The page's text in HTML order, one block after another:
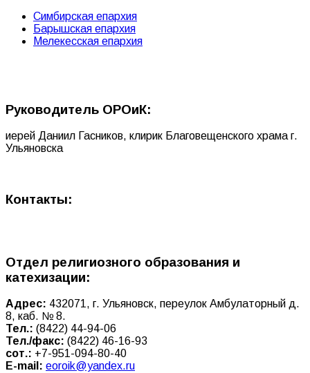
Симбирская епархия
Барышская епархия
Мелекесская епархия
Руководитель ОРОиК:
иерей Даниил Гасников, клирик Благовещенского храма г.
Ульяновска
Контакты:
Отдел религиозного образования и
катехизации:
Адрес: 432071, г. Ульяновск, переулок Амбулаторный д.
8, каб. № 8.
Тел.: (8422) 44-94-06
Тел./факс: (8422) 46-16-93
сот.: +7-951-094-80-40
E-mail: eoroik@yandex.ru